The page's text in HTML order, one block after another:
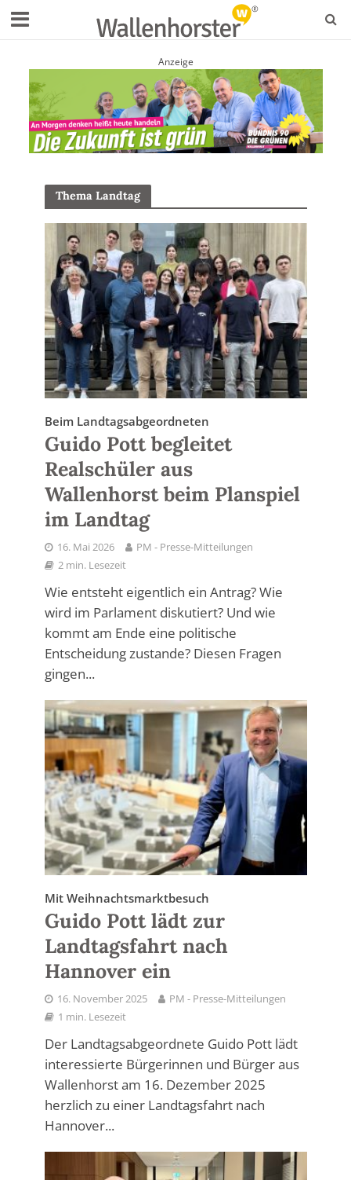
Anzeige
Thema Landtag
Beim Landtagsabgeordneten
Guido Pott begleitet
Realschüler aus
Wallenhorst beim Planspiel
im Landtag
16. Mai 2026
PM - Presse-Mitteilungen
2 min. Lesezeit
Wie entsteht eigentlich ein Antrag? Wie
wird im Parlament diskutiert? Und wie
kommt am Ende eine politische
Entscheidung zustande? Diesen Fragen
gingen...
Mit Weihnachtsmarktbesuch
Guido Pott lädt zur
Landtagsfahrt nach
Hannover ein
16. November 2025
PM - Presse-Mitteilungen
1 min. Lesezeit
Der Landtagsabgeordnete Guido Pott lädt
interessierte Bürgerinnen und Bürger aus
Wallenhorst am 16. Dezember 2025
herzlich zu einer Landtagsfahrt nach
Hannover...